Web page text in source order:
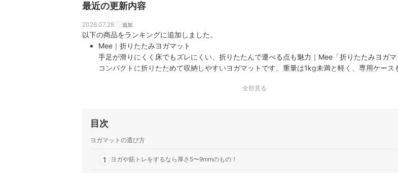
最近の更新内容
2026.07.28 追加
以下の商品をランキングに追加しました。
Mee｜折りたたみヨガマット
手足が滑りにくく床でもズレにくい、折りたたんで運べる点も魅力｜Mee「折りたたみヨガマ
コンパクトに折りたためて収納しやすいヨガマットです。重量は1kg未満と軽く、専用ケース
ADMT-11014」は、スポーツブランドのアディダスが手がけるマットです。素材にはやわらか
宅でもス…
JADE YOGA｜ハーモニー プロフェッショナル
全部見る
目次
ヨガマットの選び方
1 ヨガや筋トレをするなら厚さ5〜9mmのもの！